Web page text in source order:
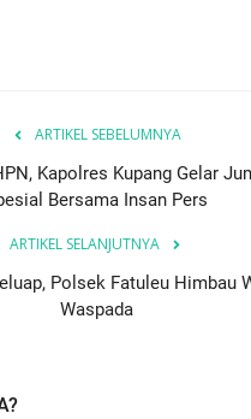
ARTIKEL SEBELUMNYA
Kapolres Kupang Gelar
Bersama Insan Pers
ARTIKEL SELANJUTNYA
Polsek Fatuleu Himbau
Waspada